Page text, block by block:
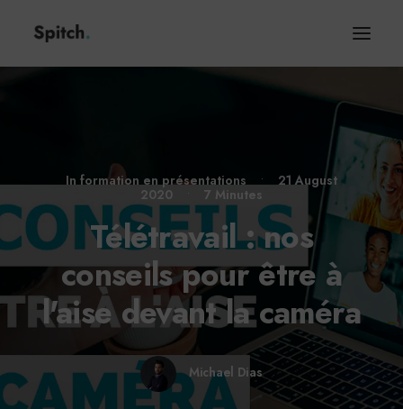
Information en présentations •
21 August
2020
7 Minutes
Télétravail : nos
conseils pour être à
l'aise devant la caméra
Michael Dias